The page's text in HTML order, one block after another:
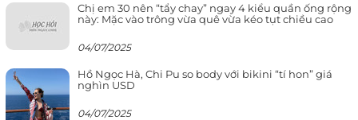
Chị em 30 nên “tẩy chay” ngay 4 kiểu quần ống rộng
này: Mặc vào trông vừa quê vừa kéo tụt chiều cao
04/07/2025
Hồ Ngọc Hà, Chi Pu so body với bikini “tí hon” giá
nghìn USD
04/07/2025